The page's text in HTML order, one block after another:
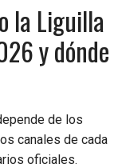
la Liguilla
y dónde
de los
canales de cada
oficiales.